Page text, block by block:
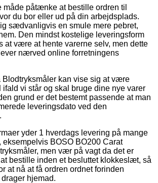
måde påtænke at bestille ordren til
du bor eller ud på din arbejdsplads.
sædvanligvis en smule mere pebret,
Den mindst kostelige leveringsform
at være at hente varerne selv, men dette
nærved online forretningens
Blodtryksmåler kan vise sig at være
ifald vi står og skal bruge dine nye varer
grund er det bestemt passende at man
leveringsdato ved den
yder 1 hverdags levering på mange
eksempelvis BOSO BO200 Carat
men vær på vagt da det er
bestille inden et besluttet klokkeslæt, så
at nå at få ordren ordnet forinden
hjemad.